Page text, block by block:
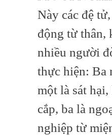
Này các đệ
động từ thân,
nhiều người
thực hiện: Ba
một là sát
cắp, ba là
nghiệp từ